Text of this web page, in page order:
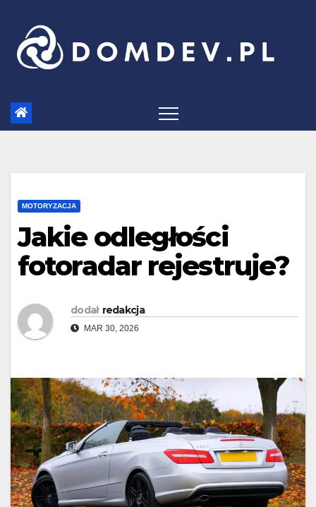
content
MOTORYZACJA
Jakie odległości
fotoradar rejestruje?
dodał redakcja
MAR 30, 2026